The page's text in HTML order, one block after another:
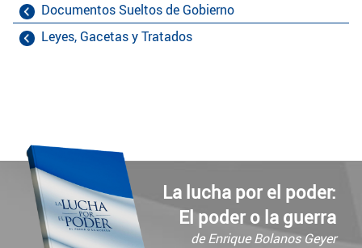
Documentos Sueltos de Gobierno
Leyes, Gacetas y Tratados
La lucha por el poder:
El poder o la guerra
de Enrique Bolanos Geyer